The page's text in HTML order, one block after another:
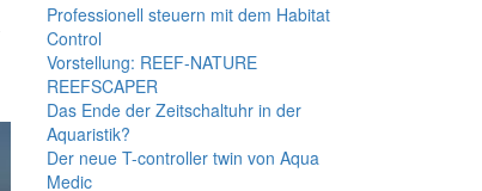
Professionell steuern mit dem Habitat
Control
Vorstellung: REEF-NATURE
REEFSCAPER
Das Ende der Zeitschaltuhr in der
Aquaristik?
Der neue T-controller twin von Aqua
Medic